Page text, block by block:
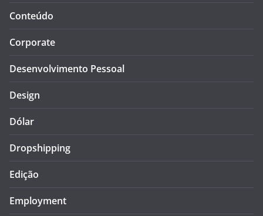
Conteúdo
Corporate
Desenvolvimento Pessoal
Design
Dólar
Dropshipping
Edição
Employment